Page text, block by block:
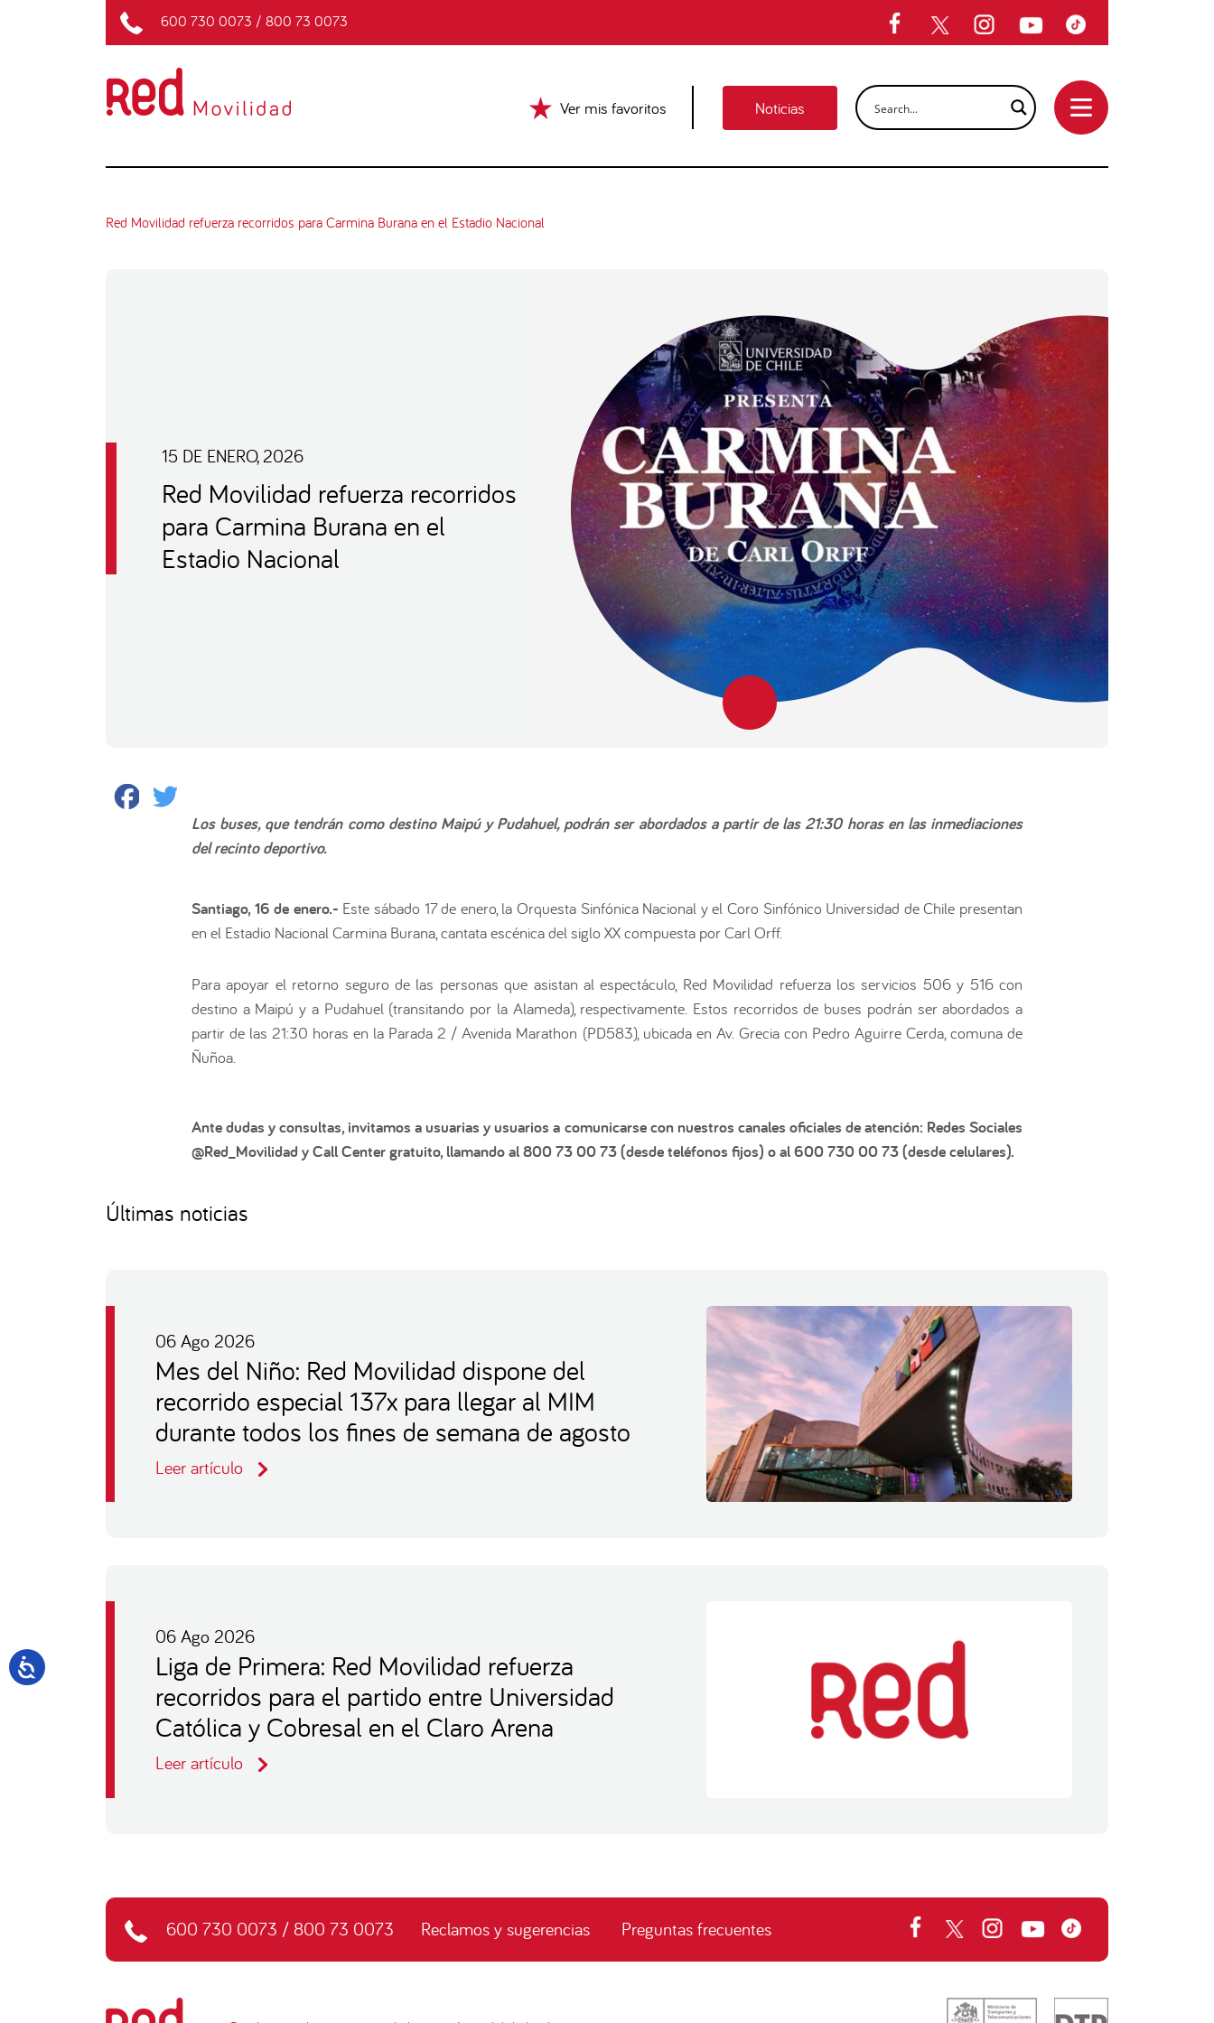
600 730 0073 / 800 73 0073
Ver mis favoritos Noticias
Red Movilidad refuerza recorridos para Carmina Burana en el Estadio Nacional
15 DE ENERO, 2026
Red Movilidad refuerza recorridos
para Carmina Burana en el
Estadio Nacional
Facebook
Los buses, que tendrán como destino Maipú y Pudahuel, podrán ser abordados a partir de las 21:30 horas en las inmediaciones
del recinto deportivo.
Santiago, 16 de enero.- Este sábado 17 de enero, la Orquesta Sinfónica Nacional y el Coro Sinfónico Universidad de Chile presentan
en el Estadio Nacional Carmina Burana, cantata escénica del siglo XX compuesta por Carl Orff.
Para apoyar el retorno seguro de las personas que asistan al espectáculo, Red Movilidad refuerza los servicios 506 y 516 con
destino a Maipú y a Pudahuel (transitando por la Alameda), respectivamente. Estos recorridos de buses podrán ser abordados a
partir de las 21:30 horas en la Parada 2 / Avenida Marathon (PD583), ubicada en Av. Grecia con Pedro Aguirre Cerda, comuna de
Ñuñoa.
Ante dudas y consultas, invitamos a usuarias y usuarios a comunicarse con nuestros canales oficiales de atención: Redes Sociales
@Red_Movilidad y Call Center gratuito, llamando al 800 73 00 73 (desde teléfonos fijos) o al 600 730 00 73 (desde celulares).
Últimas noticias
06 Ago 2026
Mes del Niño: Red Movilidad dispone del
recorrido especial 137x para llegar al MIM
durante todos los fines de semana de agosto
Leer artículo
06 Ago 2026
Liga de Primera: Red Movilidad refuerza
recorridos para el partido entre Universidad
Católica y Cobresal en el Claro Arena
Leer artículo
600 730 0073 / 800 73 0073 Reclamos y sugerencias Preguntas frecuentes